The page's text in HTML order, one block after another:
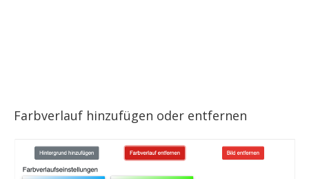
Farbverlauf hinzufügen oder entfernen